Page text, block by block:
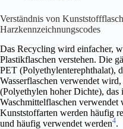
Verständnis von
Harzkennzeichnungscodes
Das Recycling wird einfacher,
Plastikflaschen verstehen. Die
PET (Polyethylenterephthalat),
Wasserflaschen verwendet
(Polyethylen hoher Dichte),
Waschmittelflaschen verwendet
Kunststoffarten werden häufig
und häufig verwendet werden4.